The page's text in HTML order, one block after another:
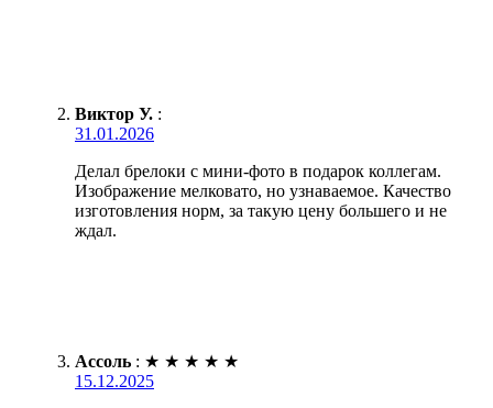
Виктор У. :
31.01.2026
Делал брелоки с мини-фото в подарок коллегам.
Изображение мелковато, но узнаваемое. Качество
изготовления норм, за такую цену большего и не
ждал.
Ассоль : ★ ★ ★ ★ ★
15.12.2025